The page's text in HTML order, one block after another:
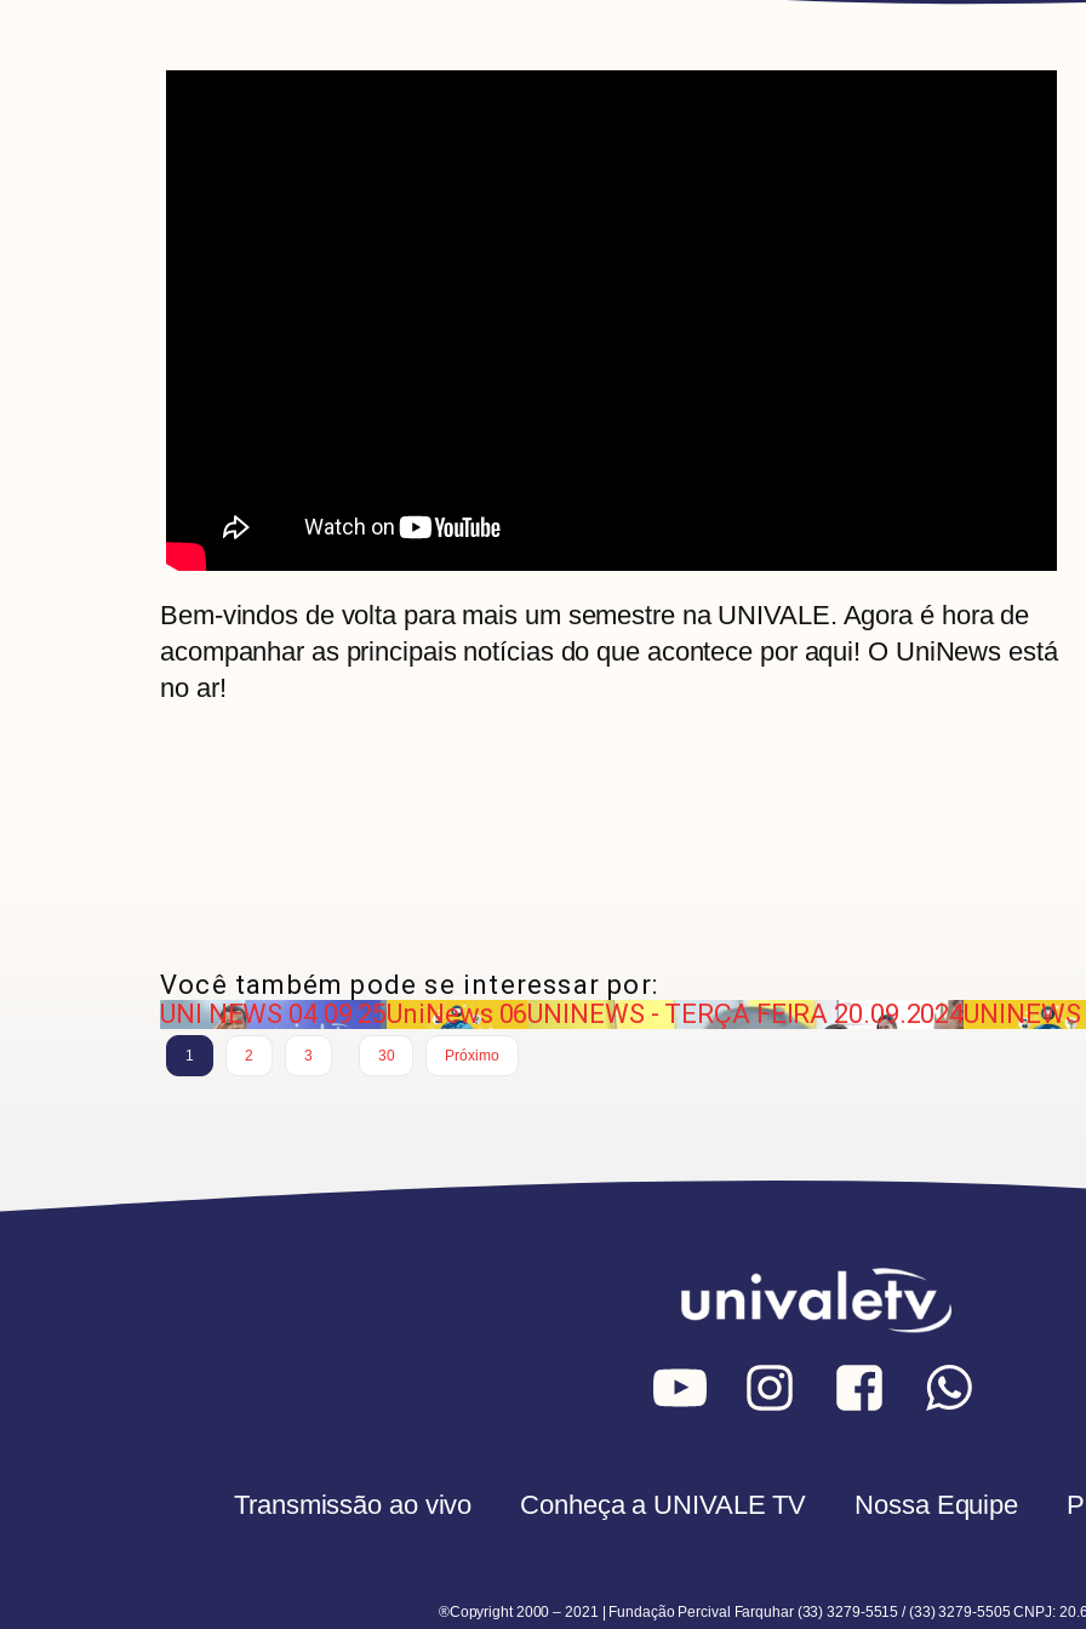
Bem-vindos de volta para mais um semestre na UNIVALE. Agora é hora de
acompanhar as principais notícias do que acontece por aqui! O UniNews está
no ar!
Você também pode se interessar por:
UNI NEWS 04 09 25UniNews 06UNINEWS - TERÇA FEIRA 20.09.2024
1 2 3
30
Próximo
Transmissão ao vivo Conheça a UNIVALE TV Nossa Equipe
®Copyright 2000 – 2021 | Fundação Percival Farquhar (33) 3279-5515 / (33) 3279-5505 CNPJ: